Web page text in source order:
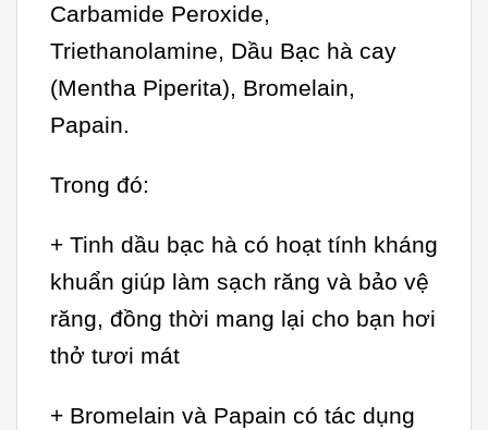
Carbamide Peroxide,
Triethanolamine, Dầu Bạc hà cay
(Mentha Piperita), Bromelain,
Papain.
Trong đó:
+ Tinh dầu bạc hà có hoạt tính kháng
khuẩn giúp làm sạch răng và bảo vệ
răng, đồng thời mang lại cho bạn hơi
thở tươi mát
+ Bromelain và Papain có tác dụng